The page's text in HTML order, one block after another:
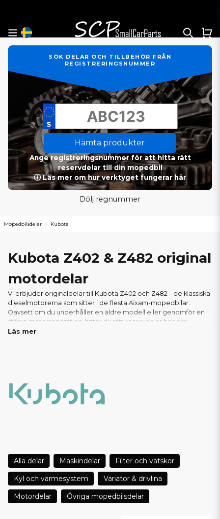
SÖK DELAR OCH TILLBEHÖR FRÅN
REGISTRERINGSNUMMER
Hämta produkter
Ange registreringsnummer för att hitta rätt
reservdelar till din mopedbil
ⓘ Läs mer om hur verktyget fungerar här
Dölj regnummer
Mopedbilsdelar Kubota
Kubota Z402 & Z482 original
motordelar
Vi erbjuder originaldelar till Kubota Z402 och Z482 – de klassiska
dieselmotorerna som sitter i de flesta Aixam-mopedbilar.
Oavsett om du underhåller en äldre modell eller genomför en
större motorreparation, hittar du rätt reservdelar hos oss.
Tack vare vårt välfyllda lager kan vi ofta erbjuda snabba
leveranser – perfekt för verkstäder och privatpersoner som
behöver delarna snabbt. Hos oss handlar du tryggt, med
Läs mer
Alla delar Maskindelar
Filter och vätskor
Kyl och värmesystem
Variator & drivlina
Motordelar
Övriga mopedbilsdelar